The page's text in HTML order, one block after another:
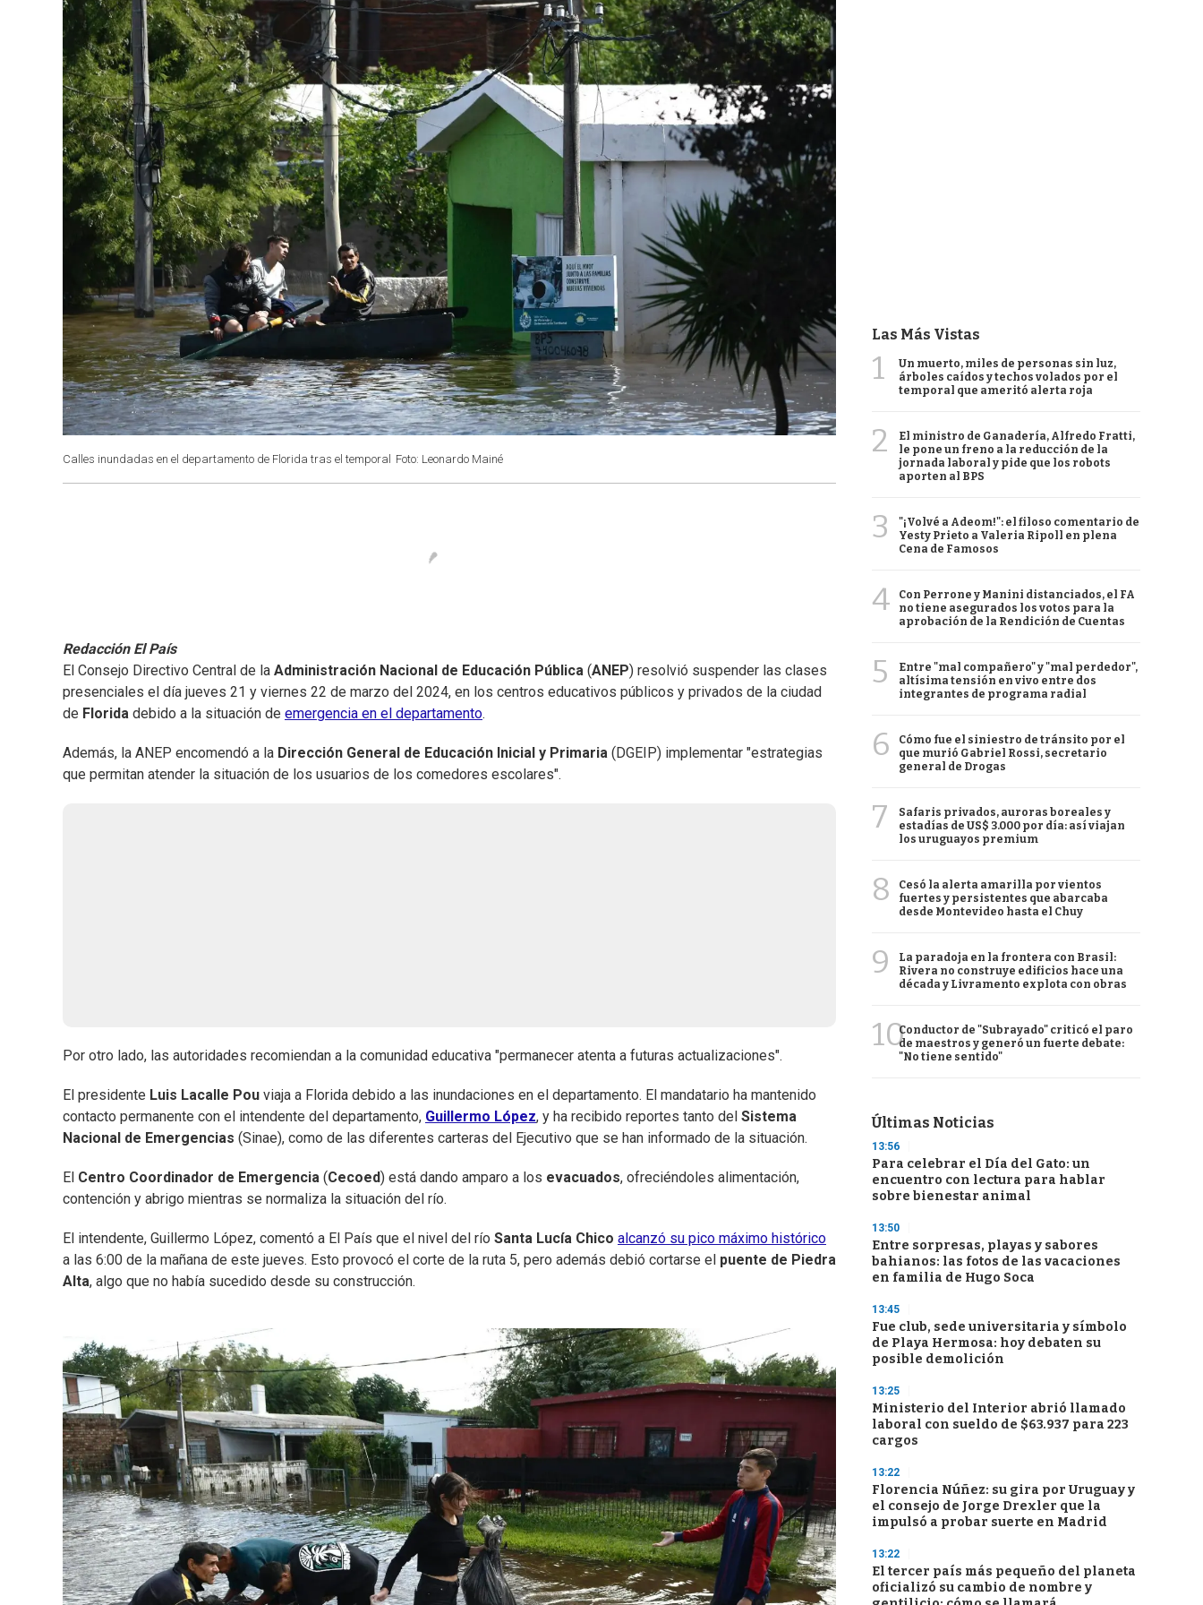
Calles inundadas en el departamento de Florida tras el temporal Foto: Leonardo Mainé
Redacción El País
El Consejo Directivo Central de la Administración Nacional de Educación Pública (ANEP) resolvió suspender las clases
presenciales el día jueves 21 y viernes 22 de marzo del 2024, en los centros educativos públicos y privados de la ciudad
de Florida debido a la situación de emergencia en el departamento.
Además, la ANEP encomendó a la Dirección General de Educación Inicial y Primaria (DGEIP) implementar "estrategias
que permitan atender la situación de los usuarios de los comedores escolares".
Por otro lado, las autoridades recomiendan a la comunidad educativa "permanecer atenta a futuras actualizaciones".
El presidente Luis Lacalle Pou viaja a Florida debido a las inundaciones en el departamento. El mandatario ha mantenido
contacto permanente con el intendente del departamento, Guillermo López, y ha recibido reportes tanto del Sistema
Nacional de Emergencias (Sinae), como de las diferentes carteras del Ejecutivo que se han informado de la situación.
El Centro Coordinador de Emergencia (Cecoed) está dando amparo a los evacuados, ofreciéndoles alimentación,
contención y abrigo mientras se normaliza la situación del río.
El intendente, Guillermo López, comentó a El País que el nivel del río Santa Lucía Chico alcanzó su pico máximo histórico
a las 6:00 de la mañana de este jueves. Esto provocó el corte de la ruta 5, pero además debió cortarse el puente de Piedra
Alta, algo que no había sucedido desde su construcción.
Las Más Vistas
1
Un muerto, miles de personas sin luz,
árboles caídos y techos volados por el
temporal que ameritó alerta roja
2
El ministro de Ganadería, Alfredo Fratti,
le pone un freno a la reducción de la
jornada laboral y pide que los robots
aporten al BPS
3
"¡Volvé a Adeom!": el filoso comentario de
Yesty Prieto a Valeria Ripoll en plena
Cena de Famosos
4
Con Perrone y Manini distanciados, el FA
no tiene asegurados los votos para la
aprobación de la Rendición de Cuentas
5
Entre "mal compañero" y "mal perdedor",
altísima tensión en vivo entre dos
integrantes de programa radial
6
Cómo fue el siniestro de tránsito por el
que murió Gabriel Rossi, secretario
general de Drogas
7
Safaris privados, auroras boreales y
estadías de US$ 3.000 por día: así viajan
los uruguayos premium
8
Cesó la alerta amarilla por vientos
fuertes y persistentes que abarcaba
desde Montevideo hasta el Chuy
9
La paradoja en la frontera con Brasil:
Rivera no construye edificios hace una
década y Livramento explota con obras
10Conductor de "Subrayado" criticó el paro
de maestros y generó un fuerte debate:
"No tiene sentido"
Últimas Noticias
13:56
Para celebrar el Día del Gato: un
encuentro con lectura para hablar
sobre bienestar animal
13:50
Entre sorpresas, playas y sabores
bahianos: las fotos de las vacaciones
en familia de Hugo Soca
13:45
Fue club, sede universitaria y símbolo
de Playa Hermosa: hoy debaten su
posible demolición
13:25
Ministerio del Interior abrió llamado
laboral con sueldo de $63.937 para 223
cargos
13:22
Florencia Núñez: su gira por Uruguay y
el consejo de Jorge Drexler que la
impulsó a probar suerte en Madrid
13:22
El tercer país más pequeño del planeta
oficializó su cambio de nombre y